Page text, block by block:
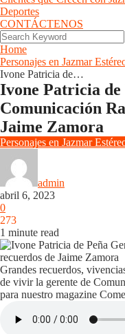
Deportes
CONTÁCTENOS
Home
Personajes en Jazmar
Ivone Patricia de…
Ivone Patricia de
Comunicación
Jaime Zamora
Personajes en Jazmar
admin
abril 6, 2023
0
273
1 minute read
Grandes recuerdos,
de vivir la gerente de
para nuestro magazine